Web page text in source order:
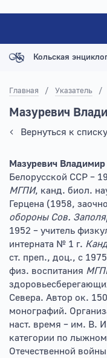
Кольская
Главная / Указатель /
Мазуревич
Вернуться к списку
Мазуревич
Белорусской ССР –
МГПИ, канд. биол.
Герцена (1958,
обороны Сов.
1952 – учитель
интерната № 1 г.
ст. преп., доц., с
физ. воспитания
Севера. Автор ок.
монографий.
наст. время – им. В.
категории по
Отечественной